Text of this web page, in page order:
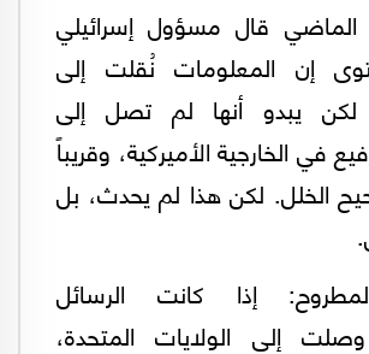
قال مسؤول إسرائيلي
إن المعلومات نُقلت إلى
لكن يبدو أنها لم تصل إلى
في الخارجية الأميركية، وقريباً
الخلل. لكن هذا لم يحدث، بل
إذا كانت الرسائل
وصلت إلى الولايات المتحدة،